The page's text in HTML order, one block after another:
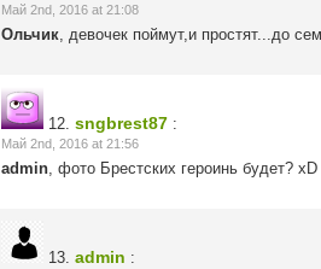
Май 2nd, 2016 at 21:08
Ольчик, девочек поймут,и простят...до
12. sngbrest87 :
Май 2nd, 2016 at 21:56
admin, фото Брестских героинь будет? xD
13. admin :